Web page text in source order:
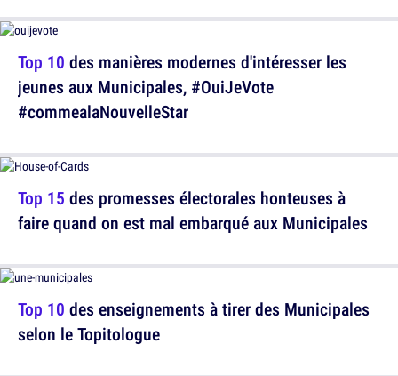
Top 10 des manières modernes d'intéresser les
jeunes aux Municipales, #OuiJeVote
#commealaNouvelleStar
Top 10 des enseignements à tirer des Municipales
selon le Topitologue
Top 15 des promesses électorales honteuses à
faire quand on est mal embarqué aux Municipales